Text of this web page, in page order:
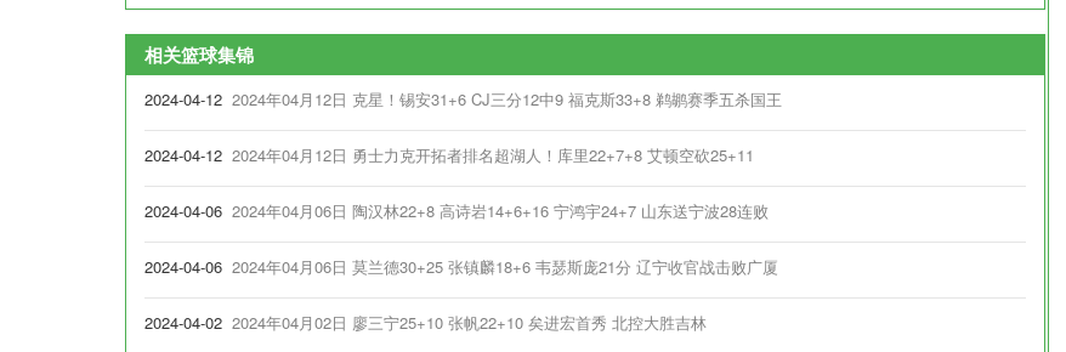
相关篮球集锦
2024-04-12 2024年04月12日 克星！锡安31+6 CJ三分12中9 福克斯33+8 鹈鹕赛季五杀国王
2024-04-12 2024年04月12日 勇士力克开拓者排名超湖人！库里22+7+8 艾顿空砍25+11
2024-04-06 2024年04月06日 陶汉林22+8 高诗岩14+6+16 宁鸿宇24+7 山东送宁波28连败
2024-04-06 2024年04月06日 莫兰德30+25 张镇麟18+6 韦瑟斯庞21分 辽宁收官战击败广厦
2024-04-02 2024年04月02日 廖三宁25+10 张帆22+10 矣进宏首秀 北控大胜吉林